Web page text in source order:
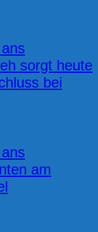
sorgt heute
bei
am